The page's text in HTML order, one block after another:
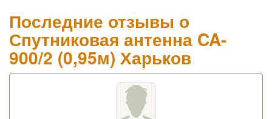
Последние отзывы о
Спутниковая антенна CA-
900/2 (0,95м) Харьков